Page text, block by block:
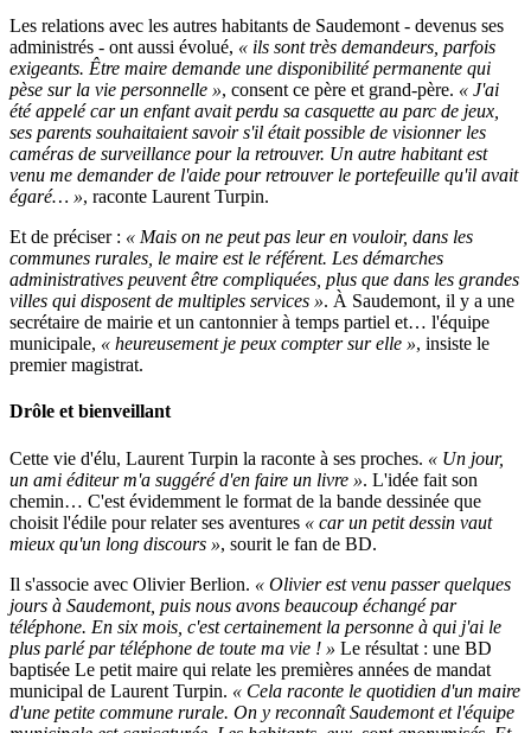
Les relations avec les autres habitants de Saudemont - devenus ses
administrés - ont aussi évolué, « ils sont très demandeurs, parfois
exigeants. Être maire demande une disponibilité permanente qui
pèse sur la vie personnelle », consent ce père et grand-père. « J'ai
été appelé car un enfant avait perdu sa casquette au parc de jeux,
ses parents souhaitaient savoir s'il était possible de visionner les
caméras de surveillance pour la retrouver. Un autre habitant est
venu me demander de l'aide pour retrouver le portefeuille qu'il avait
égaré… », raconte Laurent Turpin.
Et de préciser : « Mais on ne peut pas leur en vouloir, dans les
communes rurales, le maire est le référent. Les démarches
administratives peuvent être compliquées, plus que dans les grandes
villes qui disposent de multiples services ». À Saudemont, il y a une
secrétaire de mairie et un cantonnier à temps partiel et… l'équipe
municipale, « heureusement je peux compter sur elle », insiste le
premier magistrat.
Drôle et bienveillant
Cette vie d'élu, Laurent Turpin la raconte à ses proches. « Un jour,
un ami éditeur m'a suggéré d'en faire un livre ». L'idée fait son
chemin… C'est évidemment le format de la bande dessinée que
choisit l'édile pour relater ses aventures « car un petit dessin vaut
mieux qu'un long discours », sourit le fan de BD.
Il s'associe avec Olivier Berlion. « Olivier est venu passer quelques
jours à Saudemont, puis nous avons beaucoup échangé par
téléphone. En six mois, c'est certainement la personne à qui j'ai le
plus parlé par téléphone de toute ma vie ! » Le résultat : une BD
baptisée Le petit maire qui relate les premières années de mandat
municipal de Laurent Turpin. « Cela raconte le quotidien d'un maire
d'une petite commune rurale. On y reconnaît Saudemont et l'équipe